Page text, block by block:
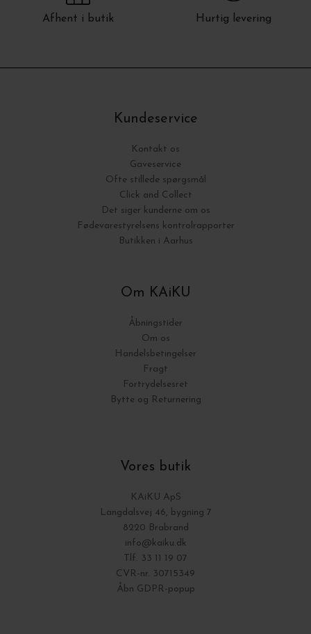
Afhent i butik Hurtig levering
Kundeservice
Kontakt os
Gaveservice
Ofte stillede spørgsmål
Click and Collect
Det siger kunderne om os
Fødevarestyrelsens kontrolrapporter
Butikken i Aarhus
Om KAiKU
Åbningstider
Om os
Handelsbetingelser
Fragt
Fortrydelsesret
Bytte og Returnering
Vores butik
KAiKU ApS
Langdalsvej 46, bygning 7
8220 Brabrand
info@kaiku.dk
Tlf. 33 11 19 07
CVR-nr. 30715349
Åbn GDPR-popup